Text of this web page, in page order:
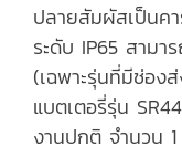
ปลายสัมผัสเป็นค
ระดับ IP65 สาม
(เฉพาะรุ่นที่มีช่อ
แบตเตอรี่รุ่น
งานปกติ จำนวน